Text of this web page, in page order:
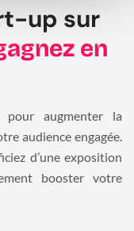
up sur
en
pour augmenter la
audience engagée.
d’une exposition
booster votre